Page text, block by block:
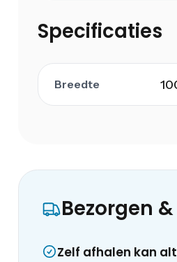
Specificaties
Breedte
Bezorgen
Zelf afhalen kan